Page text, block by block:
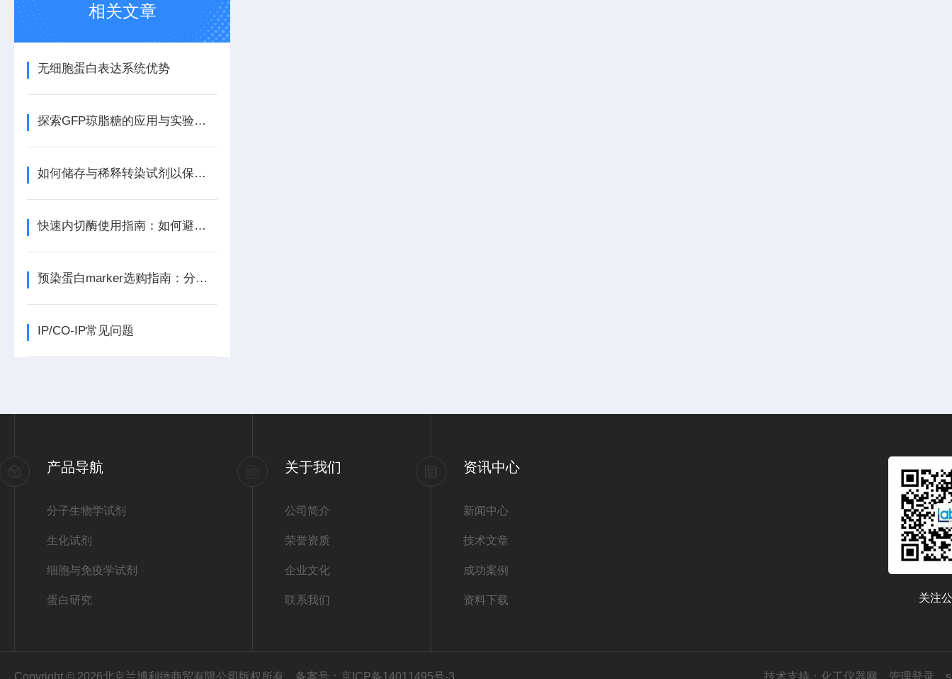
相关文章
无细胞蛋白表达系统优势
探索GFP琼脂糖的应用与实验价值
如何储存与稀释转染试剂以保持长期活性？
快速内切酶使用指南：如何避免星状活性与提高特异性？
预染蛋白marker选购指南：分子量范围、颜色数、批次稳定性
IP/CO-IP常见问题
产品导航
分子生物学试剂
生化试剂
细胞与免疫学试剂
蛋白研究
关于我们
公司简介
荣誉资质
企业文化
联系我们
资讯中心
新闻中心
技术文章
成功案例
资料下载 关注
Copyright © 2026北京兰博利德商贸有限公司版权所有 备案号：京ICP备14011495号-3 技术支持： 化工仪器网 管理登录